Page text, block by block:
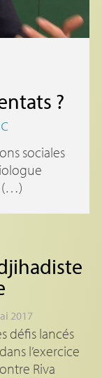
?
sociales
(…)
2017
défis lancés
l’exercice
Riva